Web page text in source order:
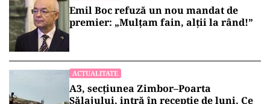
Emil Boc refuză un nou mandat de
premier: „Mulțam fain, alții la rând!”
ACTUALITATE
A3, secțiunea Zimbor–Poarta
Sălajului, intră în recepție de luni. Ce